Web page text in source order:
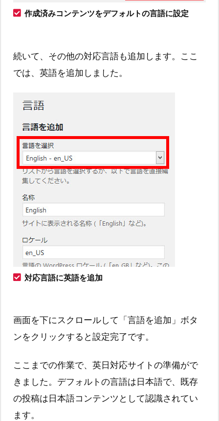
作成済みコンテンツをデフォルトの言語に設定
続いて、その他の対応言語も追加します。ここ
では、英語を追加しました。
対応言語に英語を追加
画面を下にスクロールして「言語を追加」ボタ
ンをクリックすると設定完了です。
ここまでの作業で、英日対応サイトの準備がで
きました。デフォルトの言語は日本語で、既存
の投稿は日本語コンテンツとして認識されてい
ます。